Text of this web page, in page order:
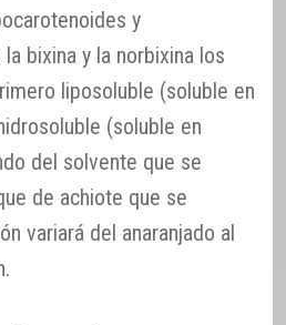
y
bixina y la norbixina los
liposoluble (soluble en
(soluble en
del solvente que se
de achiote que se
variará del anaranjado al